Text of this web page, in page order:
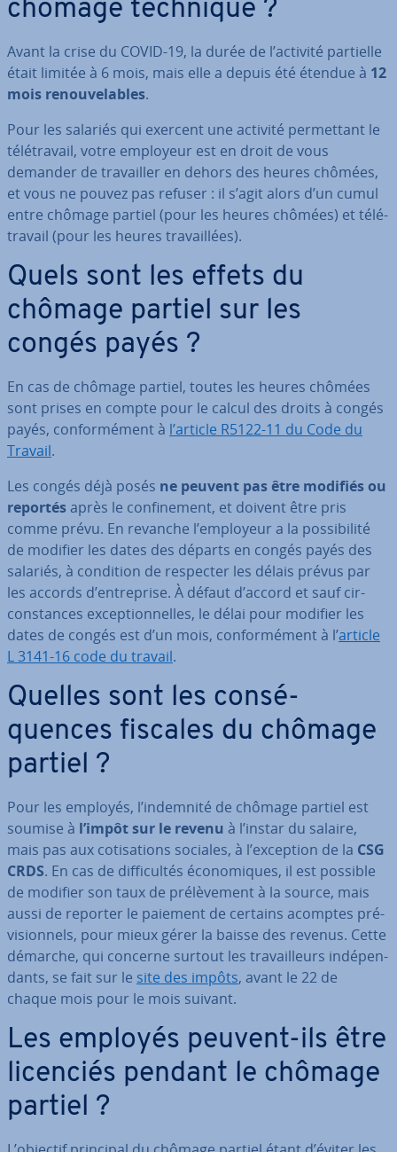
chômage technique ?
Avant la crise du COVID-19, la durée de l’activité partielle
était limitée à 6 mois, mais elle a depuis été étendue à 12
mois re­nou­ve­lables.
Pour les salariés qui exercent une activité per­met­tant le
té­lé­tra­vail, votre employeur est en droit de vous
demander de tra­vail­ler en dehors des heures chômées,
et vous ne pouvez pas refuser : il s’agit alors d’un cumul
entre chômage partiel (pour les heures chômées) et té­lé­
tra­vail (pour les heures tra­vail­lées).
Quels sont les effets du
chômage partiel sur les
congés payés ?
En cas de chômage partiel, toutes les heures chômées
sont prises en compte pour le calcul des droits à congés
payés, con­for­mé­ment à l’article R5122-11 du Code du
Travail.
Les congés déjà posés ne peuvent pas être modifiés ou
reportésaprès le con­fi­ne­ment, et doivent être pris
comme prévu. En revanche l’employeur a la pos­si­bi­lité
de modifier les dates des départs en congés payés des
salariés, à condition de respecter les délais prévus par
les accords d’en­tre­prise. À défaut d’accord et sauf cir­
cons­tances ex­cep­tion­nelles, le délai pour modifier les
dates de congés est d’un mois, con­for­mé­ment à l’article
L 3141-16 code du travail.
Quelles sont les con­sé­
quences fiscales du chômage
partiel ?
Pour les employés, l’indemnité de chômage partiel est
soumise à l’impôt sur le revenu à l’instar du salaire,
mais pas aux co­ti­sa­tions sociales, à l’exception de la CSG
CRDS. En cas de dif­fi­cul­tés éco­no­miques, il est possible
de modifier son taux de pré­lè­ve­ment à la source, mais
aussi de reporter le paiement de certains acomptes pré­
vi­sion­nels, pour mieux gérer la baisse des revenus. Cette
démarche, qui concerne surtout les tra­vail­leurs in­dé­pen­
dants, se fait sur le site des impôts, avant le 22 de
chaque mois pour le mois suivant.
Les employés peuvent-ils être
licenciés pendant le chômage
partiel ?